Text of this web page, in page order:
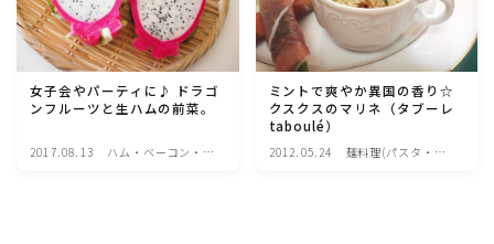
洋菓子 (焼き菓子)
洋菓子 (冷菓)
洋菓子 (その他)
女子会やパーティに♪ ドラゴ
ンフルーツと生ハムの前菜。
2017.08.13
ハム・ベーコン・ソ
ミントで爽やか異国の香り☆
クスクスのマリネ（タブーレ
taboulé）
2012.05.24
麺料理(パスタ・う